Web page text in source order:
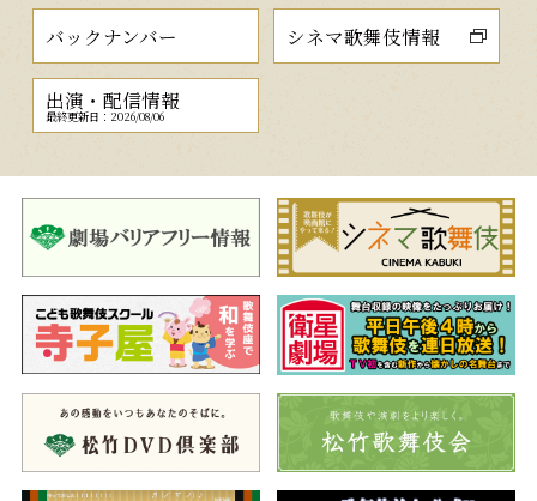
バックナンバー シネマ歌舞伎情報
出演・配信情報
最終更新日：2026/08/06